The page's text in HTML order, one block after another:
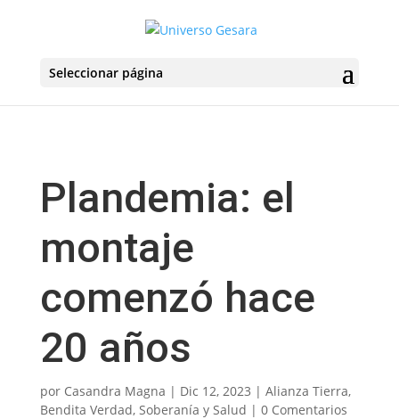
Seleccionar página
Plandemia: el
montaje
comenzó hace
20 años
por Casandra Magna | Dic 12, 2023 | Alianza Tierra,
Bendita Verdad, Soberanía y Salud | 0 Comentarios